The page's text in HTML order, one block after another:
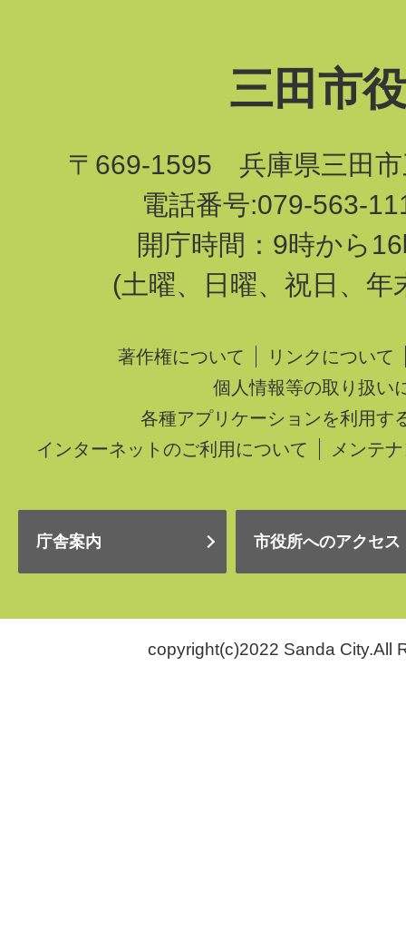
三田市
〒669-1595 兵庫県三田市
電話番号:079-563-
開庁時間：9時から
(土曜、日曜、祝日、年
著作権について
リンクについて
個人情報等の取り扱い
各種アプリケーションを利用す
インターネットのご利用について
メンテ
庁舎案内 市役所へのアクセス
copyright(c)2022 Sanda City.All